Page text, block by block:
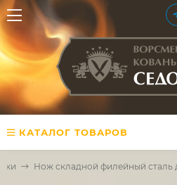
КАТАЛОГ ТОВАРОВ
Нож складной филейный сталь